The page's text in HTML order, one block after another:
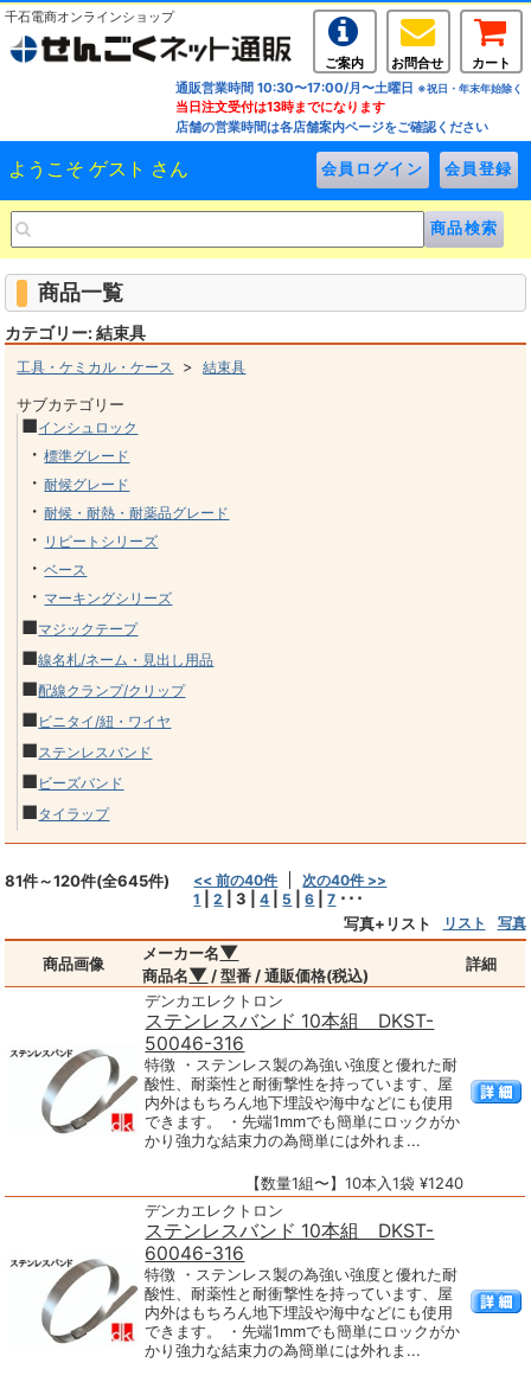
千石電商オンラインショップ
ご案内 お問合せ
カート
通販営業時間 10:30〜17:00/月〜土曜日 ※祝日・年末年始除く
当日注文受付は13時までになります
店舗の営業時間は各店舗案内ページをご確認ください
ようこそ ゲスト さん
商品一覧
カテゴリー: 結束具
工具・ケミカル・ケース >結束具
サブカテゴリー
■インシュロック
・標準グレード
・耐候グレード
・耐候・耐熱・耐薬品グレード
・ リピートシリーズ
・ベース
・ マーキングシリーズ
■マジックテープ
■線名札/ネーム・見出し用品
■配線クランプ/クリップ
■ ビニタイ/紐・ワイヤ
■ステンレスバンド
■ ビーズバンド
■タイラップ
81件～120件(全645件) << 前の40件
次の40件 >>
1
|2 |3 |4 5 |6 |7 ･･･
写真+リスト
リスト 写真
商品画像
メーカー名▼
商品名▼ / 型番 / 通販価格(税込)
詳細
デンカエレクトロン
ステンレスバンド 10本組 DKST-
50046-316
特徴 ・ステンレス製の為強い強度と優れた耐
酸性、耐薬性と耐衝撃性を持っています、屋
内外はもちろん地下埋設や海中などにも使用
できます。 ・先端1mmでも簡単にロックがか
かり強力な結束力の為簡単には外れま...
【数量1組〜】10本入1袋 ¥1240
デンカエレクトロン
ステンレスバンド 10本組 DKST-
60046-316
特徴 ・ステンレス製の為強い強度と優れた耐
酸性、耐薬性と耐衝撃性を持っています、屋
内外はもちろん地下埋設や海中などにも使用
できます。 ・先端1mmでも簡単にロックがか
かり強力な結束力の為簡単には外れま...